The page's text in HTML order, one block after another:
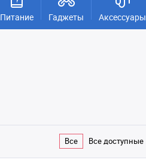
Питание Гаджеты Аксессуары
Все Все доступные